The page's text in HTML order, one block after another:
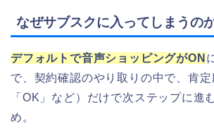
なぜサブスクに入ってしまうの
デフォルトで音声ショッピングがON
で、契約確認のやり取りの中で、肯定
「OK」など）だけで次ステップに進
め。